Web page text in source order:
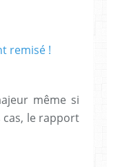
même si
le rapport